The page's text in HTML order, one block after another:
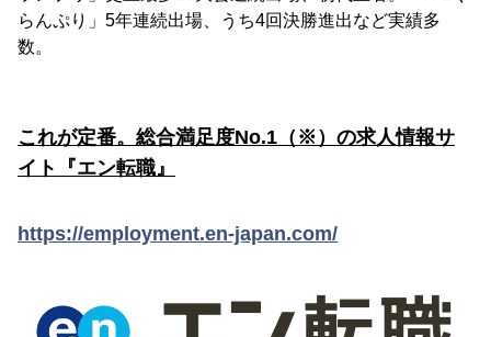
らんぷり」5年連続出場、うち4回決勝進出など実績多
数。
これが定番。総合満足度No.1（※）の求人情報サ
イト『エン転職』
https://employment.en-japan.com/